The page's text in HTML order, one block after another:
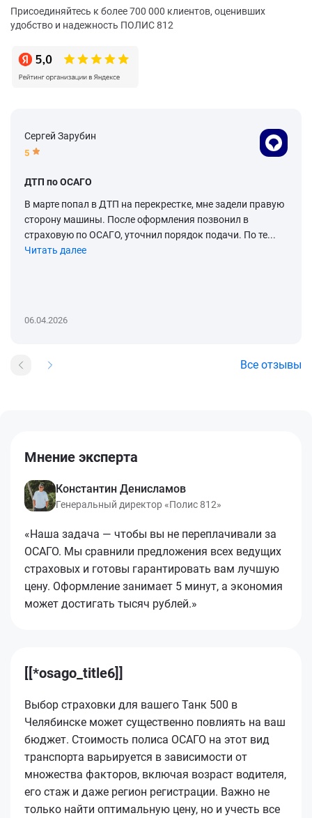
Присоединяйтесь к более 700 000 клиентов, оценивших
удобство и надежность ПОЛИС 812
Сергей Зарубин
5
ДТП по ОСАГО
В марте попал в ДТП на перекрестке, мне задели правую
сторону машины. После оформления позвонил в
страховую по ОСАГО, уточнил порядок подачи. По те...
Читать далее
06.04.2026
Все отзывы
Мнение эксперта
Константин Денисламов
Генеральный директор «Полис 812»
«Наша задача — чтобы вы не переплачивали за
ОСАГО. Мы сравнили предложения всех ведущих
страховых и готовы гарантировать вам лучшую
цену. Оформление занимает 5 минут, а экономия
может достигать тысяч рублей.»
[[*osago_title6]]
Выбор страховки для вашего Танк 500 в
Челябинске может существенно повлиять на ваш
бюджет. Стоимость полиса ОСАГО на этот вид
транспорта варьируется в зависимости от
множества факторов, включая возраст водителя,
его стаж и даже регион регистрации. Важно не
только найти оптимальную цену, но и учесть все